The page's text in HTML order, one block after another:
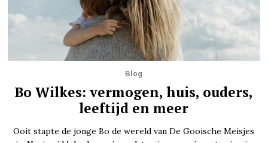
Blog
Bo Wilkes: vermogen, huis, ouders,
leeftijd en meer
Ooit stapte de jonge Bo de wereld van De Gooische Meisjes